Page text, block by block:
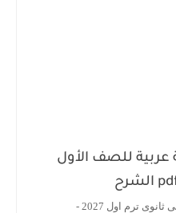
للصف الأول
2027 -